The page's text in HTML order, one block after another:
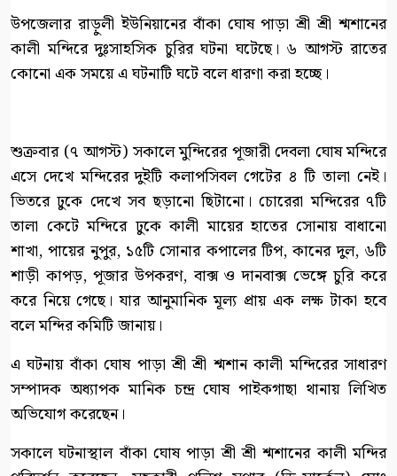
উপজেলার রাড়ুলী ইউনিয়ানের বাঁকা ঘোষ পাড়া শ্রী শ্রী শ্মশানের
কালী মন্দিরে দুঃসাহসিক চুরির ঘটনা ঘটেছে। ৬ আগস্ট রাতের
কোনো এক সময়ে এ ঘটনাটি ঘটে বলে ধারণা করা হচ্ছে।
শুক্রবার (৭ আগস্ট) সকালে মুন্দিরের পূজারী দেবলা ঘোষ মন্দিরে
এসে দেখে মন্দিরের দুইটি কলাপসিবল গেটের ৪ টি তালা নেই।
ভিতরে ঢুকে দেখে সব ছড়ানো ছিটানো। চোরেরা মন্দিরের ৭টি
তালা কেটে মন্দিরে ঢুকে কালী মায়ের হাতের সোনায় বাধানো
শাখা, পায়ের নুপুর, ১৫টি সোনার কপালের টিপ, কানের দুল, ৬টি
শাড়ী কাপড়, পূজার উপকরণ, বাক্স ও দানবাক্স ভেঙ্গে চুরি করে
করে নিয়ে গেছে। যার আনুমানিক মূল্য প্রায় এক লক্ষ টাকা হবে
বলে মন্দির কমিটি জানায়।
এ ঘটনায় বাঁকা ঘোষ পাড়া শ্রী শ্রী শ্মশান কালী মন্দিরের সাধারণ
সম্পাদক অধ্যাপক মানিক চন্দ্র ঘোষ পাইকগাছা থানায় লিখিত
অভিযোগ করেছেন।
সকালে ঘটনাস্থাল বাঁকা ঘোষ পাড়া শ্রী শ্রী শ্মশানের কালী মন্দির